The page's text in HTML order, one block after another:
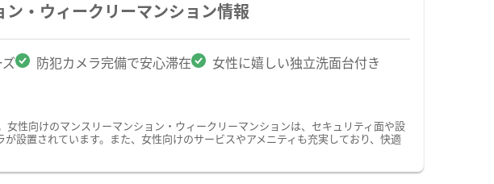
・ウィークリーマンション情報
防犯カメラ完備で安心滞在
女性に嬉しい独立洗面台付き
性向けのマンスリーマンション・ウィークリーマンションは、セキュリティ面や設
設置されています。また、女性向けのサービスやアメニティも充実しており、快適